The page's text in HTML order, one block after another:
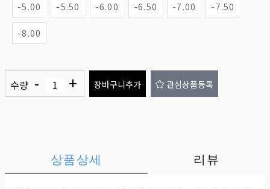
-5.00 -5.50 -6.00 -6.50 -7.00 -7.50
-8.00
수량 - + 장바구니추가 관심상품등록
상품상세 리뷰